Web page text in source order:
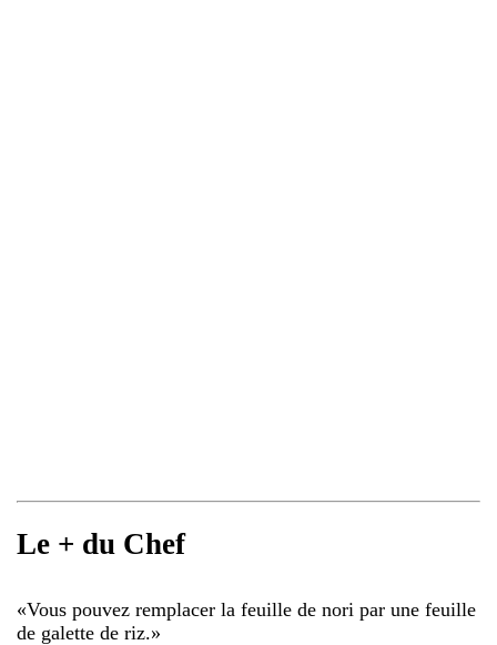
Le + du Chef
«Vous pouvez remplacer la feuille de nori par une feuille
de galette de riz.»